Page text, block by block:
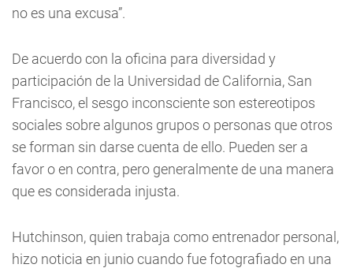
no es una excusa”.
De acuerdo con la oficina para diversidad y
participación de la Universidad de California, San
Francisco, el sesgo inconsciente son estereotipos
sociales sobre algunos grupos o personas que otros
se forman sin darse cuenta de ello. Pueden ser a
favor o en contra, pero generalmente de una manera
que es considerada injusta.
Hutchinson, quien trabaja como entrenador personal,
hizo noticia en junio cuando fue fotografiado en una